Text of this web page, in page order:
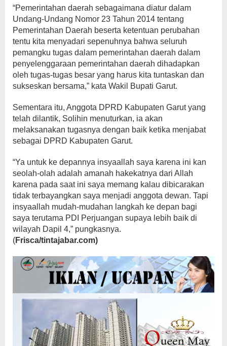
“Pemerintahan daerah sebagaimana diatur dalam
Undang-Undang Nomor 23 Tahun 2014 tentang
Pemerintahan Daerah beserta ketentuan perubahan
tentu kita menyadari sepenuhnya bahwa seluruh
pemangku tugas dalam pemerintahan daerah dalam
penyelenggaraan pemerintahan daerah dihadapkan
oleh tugas-tugas besar yang harus kita tuntaskan dan
sukseskan bersama,” kata Wakil Bupati Garut.
Sementara itu, Anggota DPRD Kabupaten Garut yang
telah dilantik, Solihin menuturkan, ia akan
melaksanakan tugasnya dengan baik ketika menjabat
sebagai DPRD Kabupaten Garut.
“Ya untuk ke depannya insyaallah saya karena ini kan
seolah-olah adalah amanah hakekatnya dari Allah
karena pada saat ini saya memang kalau dibicarakan
tidak terbayangkan saya menjadi anggota dewan. Tapi
insyaallah mudah-mudahan langkah ke depan bagi
saya terutama PDI Perjuangan supaya lebih baik di
wilayah Dapil 4,” pungkasnya.
(Frisca/tintajabar.com)